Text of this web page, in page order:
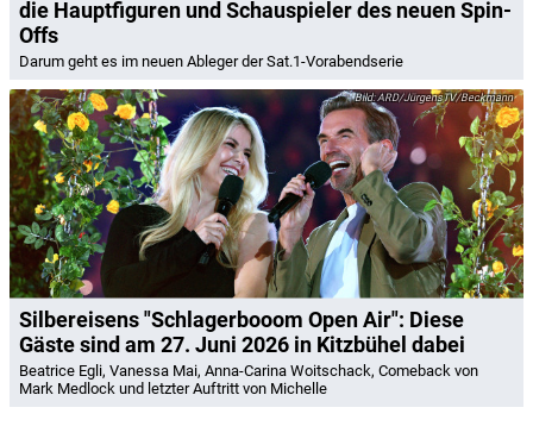
die Hauptfiguren und Schauspieler des neuen Spin-
Offs
Darum geht es im neuen Ableger der Sat.1-Vorabendserie
ARD/JürgensTV/Beckmann
Silbereisens "Schlagerbooom Open Air": Diese
Gäste sind am 27. Juni 2026 in Kitzbühel dabei
Beatrice Egli, Vanessa Mai, Anna-Carina Woitschack, Comeback von
Mark Medlock und letzter Auftritt von Michelle